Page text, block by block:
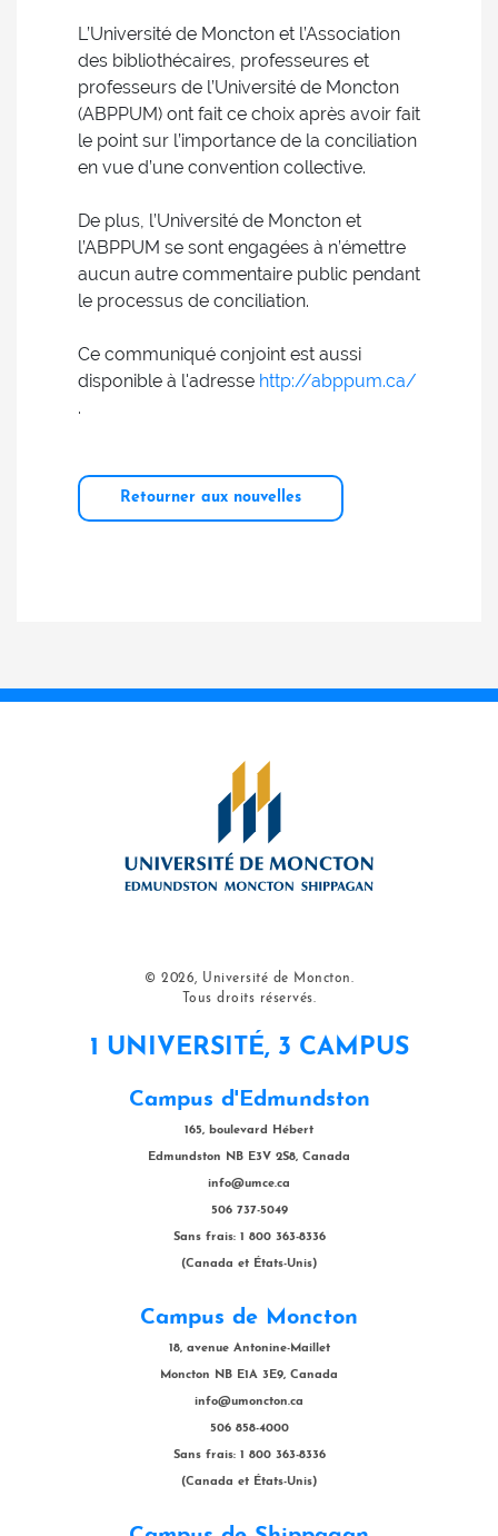
L’Université de Moncton et l’Association
des bibliothécaires, professeures et
professeurs de l’Université de Moncton
(ABPPUM) ont fait ce choix après avoir fait
le point sur l’importance de la conciliation
en vue d’une convention collective.
De plus, l’Université de Moncton et
l’ABPPUM se sont engagées à n’émettre
aucun autre commentaire public pendant
le processus de conciliation.
Ce communiqué conjoint est aussi
disponible à l'adresse http://abppum.ca/
.
Retourner aux nouvelles
© 2026, Université de Moncton.
Tous droits réservés.
1 UNIVERSITÉ, 3 CAMPUS
Campus d'Edmundston
165, boulevard Hébert
Edmundston NB E3V 2S8, Canada
info@umce.ca
506 737-5049
Sans frais: 1 800 363-8336
(Canada et États-Unis)
Campus de Moncton
18, avenue Antonine-Maillet
Moncton NB E1A 3E9, Canada
info@umoncton.ca
506 858-4000
Sans frais: 1 800 363-8336
(Canada et États-Unis)